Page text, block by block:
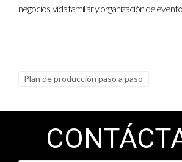
negocios, vida familiar y organización de
Plan de producción paso a paso